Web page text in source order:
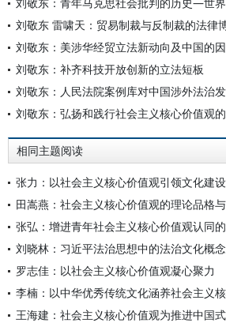
刘敬东：美涉华经贸立法新动向及中国的
刘敬东：补齐科技开放创新的立法短板
刘敬东：人民法院案例库对中国涉外法治
刘敬东：弘扬和践行社会主义核心价值观
相同主题阅读
张力：以社会主义核心价值观引领文化建设
田嵩燕：社会主义核心价值观的理论品格
张弘：增进青年社会主义核心价值观认同
刘晓林：习近平法治思想中的法治文化概念
罗志佳：以社会主义核心价值观凝心聚力
李楠：以中华优秀传统文化涵养社会主义
王海建：社会主义核心价值观为推进中国